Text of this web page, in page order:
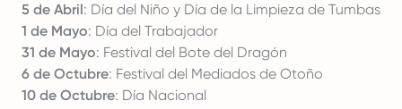
5 de Abril: Día del Niño y Día de la Limpieza de Tumbas
1 de Mayo: Día del Trabajador
31 de Mayo: Festival del Bote del Dragón
6 de Octubre: Festival del Mediados de Otoño
10 de Octubre: Día Nacional